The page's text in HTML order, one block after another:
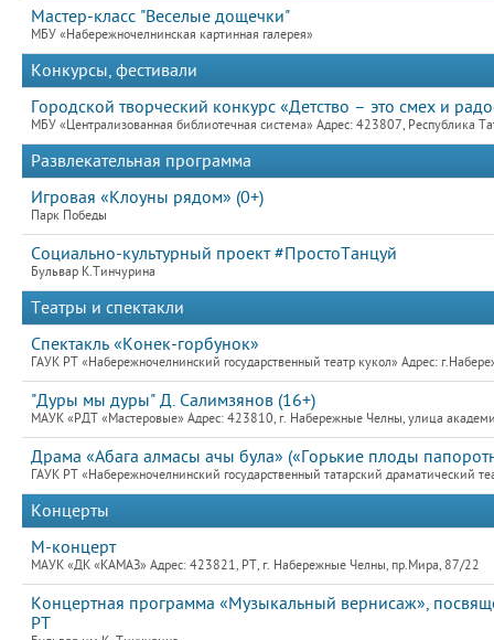
Мастер-класс "Веселые дощечки"
МБУ «Набережночелнинская картинная галерея»
Конкурсы, фестивали
Городской творческий конкурс «Детство – это смех и
МБУ «Централизованная библиотечная система» Адрес: 423807,
Развлекательная программа
Игровая «Клоуны рядом» (0+)
Парк Победы
Социально-культурный проект #ПростоТанцуй
Бульвар К.Тинчурина
Театры и спектакли
Спектакль «Конек-горбунок»
ГАУК РТ «Набережночелнинский государственный театр кукол» Адрес:
"Дуры мы дуры" Д. Салимзянов (16+)
МАУК «РДТ «Мастеровые» Адрес: 423810, г. Набережные Челны, улица
Драма «Абага алмасы ачы була» («Горькие плоды
ГАУК РТ «Набережночелнинский государственный татарский драматический
Концерты
М-концерт
МАУК «ДК «КАМАЗ» Адрес: 423821, РТ, г. Набережные Челны, пр.Мира, 87/22
Концертная программа «Музыкальный вернисаж»,
РТ